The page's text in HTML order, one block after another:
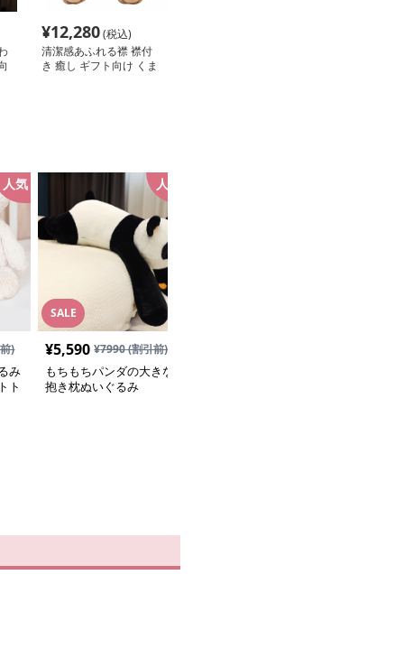
¥12,280(税込)
清潔感あふれる襟 襟付
き 癒し ギフト向け くま
人気
)
み
ト
SALE
人気
¥5,590 ¥7990(割引前)
もちもちパンダの大きな
抱き枕ぬいぐるみ